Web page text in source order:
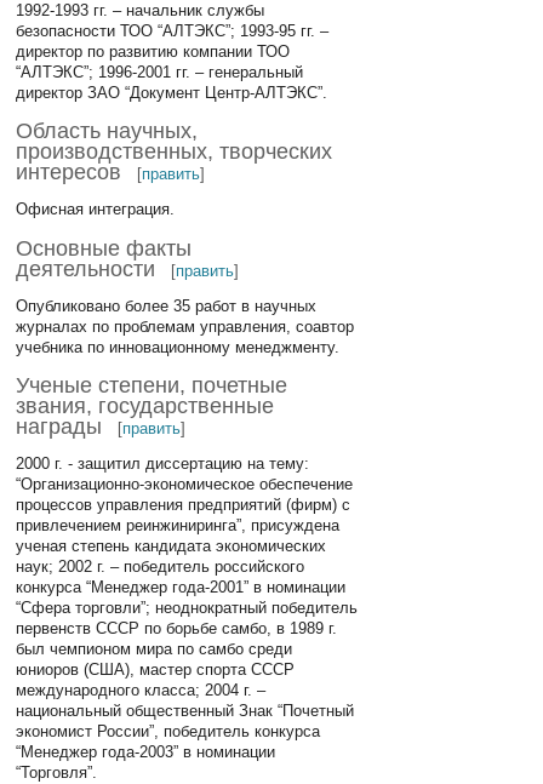
1992-1993 гг. – начальник службы
безопасности ТОО “АЛТЭКС”; 1993-95 гг. –
директор по развитию компании ТОО
“АЛТЭКС”; 1996-2001 гг. – генеральный
директор ЗАО “Документ Центр-АЛТЭКС”.
Область научных,
производственных, творческих
интересов
[править]
Офисная интеграция.
Основные факты
деятельности
[править]
Опубликовано более 35 работ в научных
журналах по проблемам управления, соавтор
учебника по инновационному менеджменту.
Ученые степени, почетные
звания, государственные
награды
[править]
2000 г. - защитил диссертацию на тему:
“Организационно-экономическое обеспечение
процессов управления предприятий (фирм) с
привлечением реинжиниринга”, присуждена
ученая степень кандидата экономических
наук; 2002 г. – победитель российского
конкурса “Менеджер года-2001” в номинации
“Сфера торговли”; неоднократный победитель
первенств СССР по борьбе самбо, в 1989 г.
был чемпионом мира по самбо среди
юниоров (США), мастер спорта СССР
международного класса; 2004 г. –
национальный общественный Знак “Почетный
экономист России”, победитель конкурса
“Менеджер года-2003” в номинации
“Торговля”.